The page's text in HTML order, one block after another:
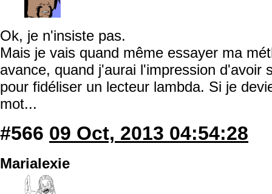
Ok, je n'insiste pas.
Mais je vais quand même essayer ma
avance, quand j'aurai l'impression d'avoir
pour fidéliser un lecteur lambda. Si je
mot...
#566 09 Oct, 2013 04:54:28
Marialexie